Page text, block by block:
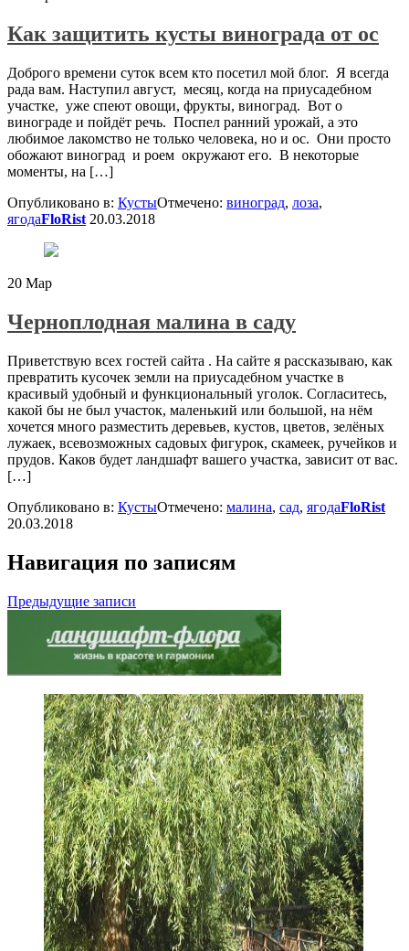
Как защитить кусты винограда от ос
Доброго времени суток всем кто посетил мой блог. Я всегда
рада вам. Наступил август, месяц, когда на приусадебном
участке, уже спеют овощи, фрукты, виноград. Вот о
винограде и пойдёт речь. Поспел ранний урожай, а это
любимое лакомство не только человека, но и ос. Они просто
обожают виноград и роем окружают его. В некоторые
моменты, на […]
Опубликовано в: КустыОтмечено: виноград, лоза,
ягодаFloRist 20.03.2018
20 Мар
Черноплодная малина в саду
Приветствую всех гостей сайта . На сайте я рассказываю, как
превратить кусочек земли на приусадебном участке в
красивый удобный и функциональный уголок. Согласитесь,
какой бы не был участок, маленький или большой, на нём
хочется много разместить деревьев, кустов, цветов, зелёных
лужаек, всевозможных садовых фигурок, скамеек, ручейков и
прудов. Каков будет ландшафт вашего участка, зависит от вас.
[…]
Опубликовано в: КустыОтмечено: малина, сад, ягодаFloRist
20.03.2018
Навигация по записям
Предыдущие записи